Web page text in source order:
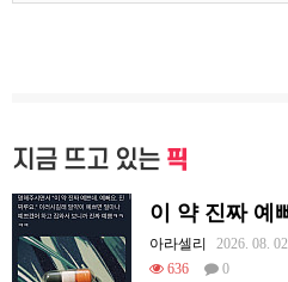
지금 뜨고 있는 픽
이 약 진짜 예
아라셀리
2026. 08. 02.
636
0